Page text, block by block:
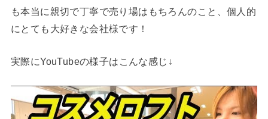
も本当に親切で丁寧で売り場はもちろんのこと、個人的
にとても大好きな会社様です！
実際にYouTubeの様子はこんな感じ↓